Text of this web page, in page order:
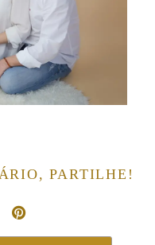
PARTILHE!